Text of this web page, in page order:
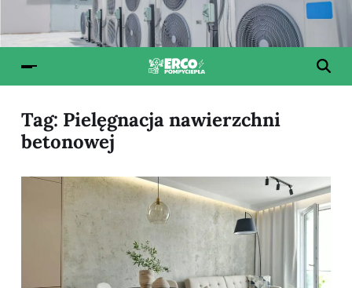
Tag: Pielęgnacja nawierzchni
betonowej